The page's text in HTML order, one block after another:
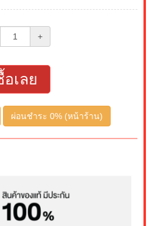
+
อเลย
ผ่อนชำระ 0% (หน้าร้าน)